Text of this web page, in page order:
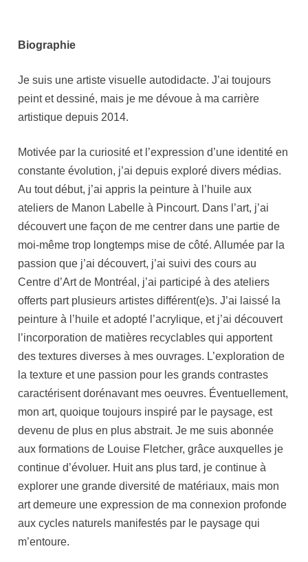
Biographie
Je suis une artiste visuelle autodidacte. J’ai toujours
peint et dessiné, mais je me dévoue à ma carrière
artistique depuis 2014.
Motivée par la curiosité et l’expression d’une identité en
constante évolution, j’ai depuis exploré divers médias.
Au tout début, j’ai appris la peinture à l’huile aux
ateliers de Manon Labelle à Pincourt. Dans l’art, j’ai
découvert une façon de me centrer dans une partie de
moi-même trop longtemps mise de côté. Allumée par la
passion que j’ai découvert, j’ai suivi des cours au
Centre d’Art de Montréal, j’ai participé à des ateliers
offerts part plusieurs artistes différent(e)s. J’ai laissé la
peinture à l’huile et adopté l’acrylique, et j’ai découvert
l’incorporation de matières recyclables qui apportent
des textures diverses à mes ouvrages. L’exploration de
la texture et une passion pour les grands contrastes
caractérisent dorénavant mes oeuvres. Éventuellement,
mon art, quoique toujours inspiré par le paysage, est
devenu de plus en plus abstrait. Je me suis abonnée
aux formations de Louise Fletcher, grâce auxquelles je
continue d’évoluer. Huit ans plus tard, je continue à
explorer une grande diversité de matériaux, mais mon
art demeure une expression de ma connexion profonde
aux cycles naturels manifestés par le paysage qui
m’entoure.